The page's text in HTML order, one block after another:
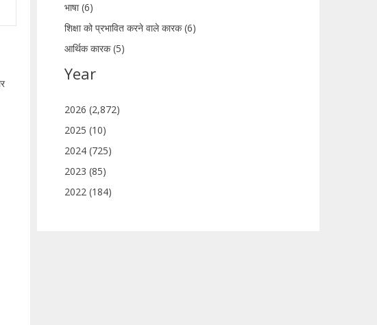
भाषा (6)
शिक्षा को प्रभावित करने वाले कारक (6)
आर्थिक कारक (5)
Year
2026 (2,872)
2025 (10)
2024 (725)
2023 (85)
2022 (184)